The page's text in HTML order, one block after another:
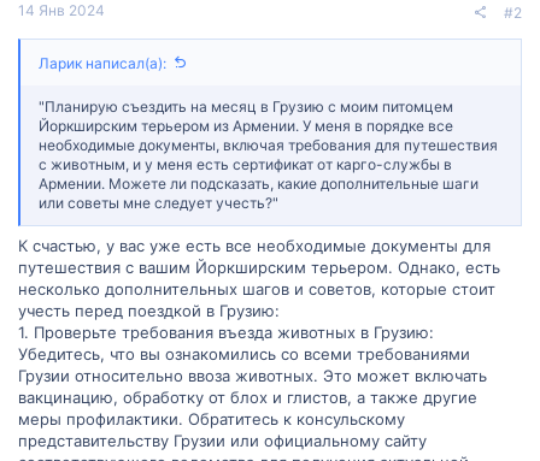
14 Янв 2024 #2
Ларик написал(а):
"Планирую съездить на месяц в Грузию с моим питомцем
Йоркширским терьером из Армении. У меня в порядке все
необходимые документы, включая требования для путешествия
с животным, и у меня есть сертификат от карго-службы в
Армении. Можете ли подсказать, какие дополнительные шаги
или советы мне следует учесть?"
К счастью, у вас уже есть все необходимые документы для
путешествия с вашим Йоркширским терьером. Однако, есть
несколько дополнительных шагов и советов, которые стоит
учесть перед поездкой в Грузию:
1. Проверьте требования въезда животных в Грузию:
Убедитесь, что вы ознакомились со всеми требованиями
Грузии относительно ввоза животных. Это может включать
вакцинацию, обработку от блох и глистов, а также другие
меры профилактики. Обратитесь к консульскому
представительству Грузии или официальному сайту